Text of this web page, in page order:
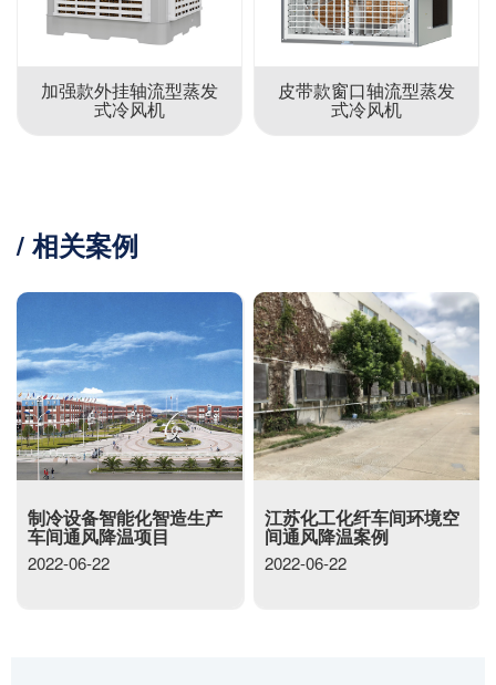
皮带款窗口轴流型蒸发
式冷风机
豪华款窗口轴流型蒸发
式冷风机
/ 相关案例
江苏化工化纤车间环境空
间通风降温案例
2022-06-22
株洲机械加工车间环境空
间通风降温案例
2022-06-22